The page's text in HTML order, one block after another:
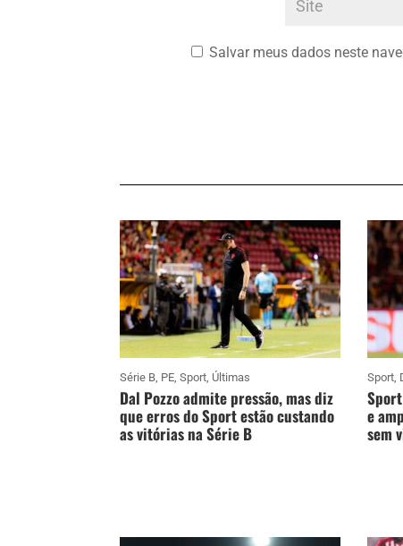
Salvar meus dados neste
Série B, PE,Sport, Últimas
Dal Pozzo admite pressão, mas diz
que erros do Sport estão custando
as vitórias na Série B
Sport,
e
sem